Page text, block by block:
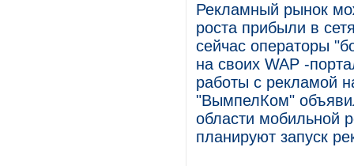
Рекламный рынок
роста прибыли в
сейчас операторы
на своих WAP -
работы с рекламой
"ВымпелКом"
области мобильной
планируют запуск